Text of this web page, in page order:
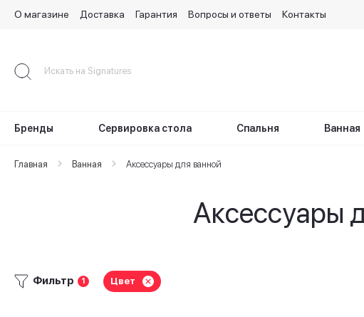
Content
О магазине Доставка Гарантия Вопросы и ответы Контакты
Бренды Сервировка стола Спальня Ванная
Главная Ванная Аксессуары для ванной
Аксессуары
Фильтр 1 Цвет